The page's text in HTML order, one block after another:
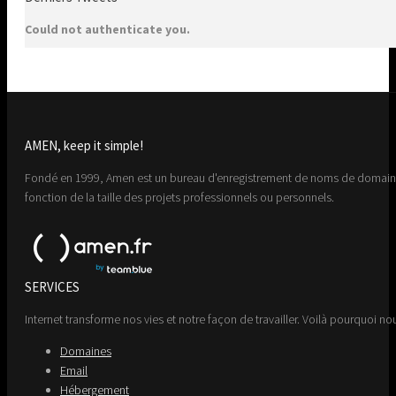
Could not authenticate you.
AMEN, keep it simple!
Fondé en 1999, Amen est un bureau d'enregistrement de noms de
fonction de la taille des projets professionnels ou personnels.
SERVICES
Internet transforme nos vies et notre façon de travailler. Voilà pourquoi
Domaines
Email
Hébergement